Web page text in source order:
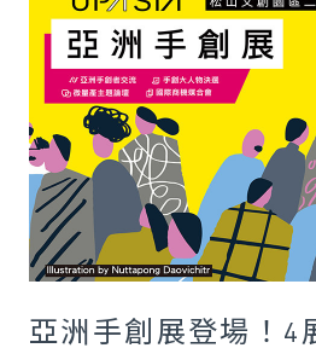
亞洲手創展登場！4